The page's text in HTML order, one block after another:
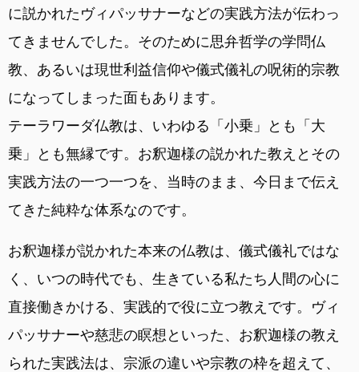
に説かれたヴィパッサナーなどの実践方法が伝わっ
てきませんでした。そのために思弁哲学の学問仏
教、あるいは現世利益信仰や儀式儀礼の呪術的宗教
になってしまった面もあります。
テーラワーダ仏教は、いわゆる「小乗」とも「大
乗」とも無縁です。お釈迦様の説かれた教えとその
実践方法の一つ一つを、当時のまま、今日まで伝え
てきた純粋な体系なのです。
お釈迦様が説かれた本来の仏教は、儀式儀礼ではな
く、いつの時代でも、生きている私たち人間の心に
直接働きかける、実践的で役に立つ教えです。ヴィ
パッサナーや慈悲の瞑想といった、お釈迦様の教え
られた実践法は、宗派の違いや宗教の枠を超えて、